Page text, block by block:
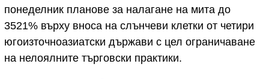
понеделник планове за налагане на мита до
3521% върху вноса на слънчеви клетки от четири
югоизточноазиатски държави с цел ограничаване
на нелоялните търговски практики.